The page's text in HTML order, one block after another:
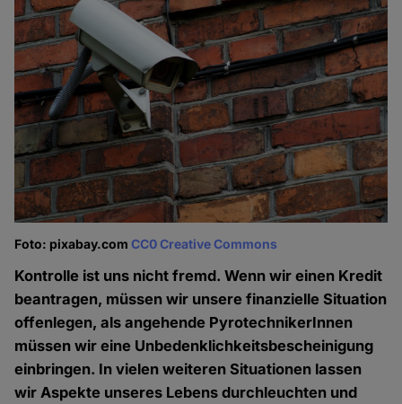
Foto: pixabay.comCC0 Creative Commons
Kontrolle ist uns nicht fremd. Wenn wir einen Kredit
beantragen, müssen wir unsere finanzielle Situation
offenlegen, als angehende PyrotechnikerInnen
müssen wir eine Unbedenklichkeitsbescheinigung
einbringen. In vielen weiteren Situationen lassen
wir Aspekte unseres Lebens durchleuchten und